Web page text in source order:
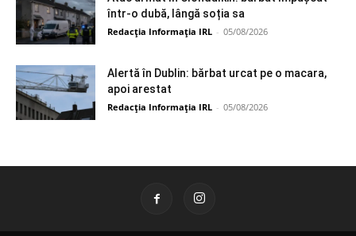
într-o dubă, lângă soția sa
Redacția Informația IRL - 05/08/2026
Alertă în Dublin: bărbat urcat pe o macara,
apoi arestat
Redacția Informația IRL - 05/08/2026